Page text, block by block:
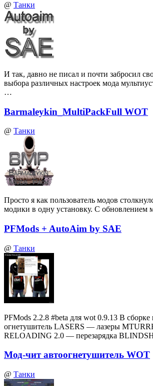
@ Танки
И так, давно не писал и почти забросил
выбора различных настроек мода
…
Barmaleykin_MultiPackFull WOT
@ Танки
Просто я как пользователь модов
модики в одну установку. С
PFMods + AutoAim by SAE
@ Танки
PFMods 2.2.8 #beta для wot 0.9.13 В
огнетушитель LASERS — лазеры
RELOADING 2.0 — перезарядка
Мод-чит автоогнетушитель WOT
@ Танки